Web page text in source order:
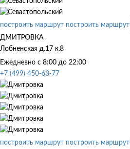
построить маршрут построить маршрут
ДМИТРОВКА
Лобненская д.17 к.8
Ежедневно с 8:00 до 22:00
+7 (499) 450-63-77
построить маршрут построить маршрут